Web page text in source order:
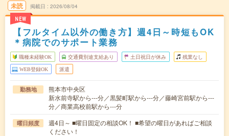
未読
NEW
掲載日 2026/08/04
【フルタイム以外の働き方】週4日～時短もOK
＊病院でのサポート業務
職種未経験OK 交通費別途支給あり 土日祝日が休み 残業なし
WEB登録OK 派遣
勤務地
熊本市中央区
新水前寺駅から---分／黒髪町駅から---分／藤崎宮前駅から---
分／商業高校前駅から---分
曜日頻度
週4日～ ■曜日固定の相談OK！ ■希望の曜日があればご相談
ください！